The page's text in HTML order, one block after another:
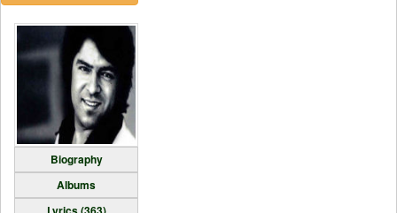
Biography
Albums